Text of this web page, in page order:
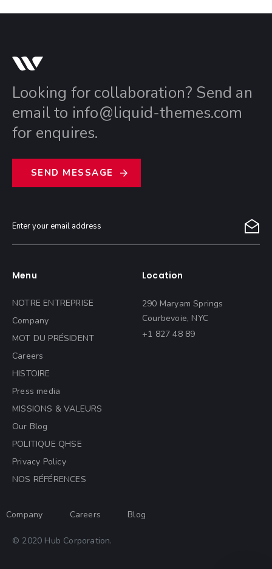
Looking for collaboration? Send an
email to info@liquid-themes.com
for enquires.
SE ND M ESSAGE
Menu
NOTRE ENTREPRISE
Company
MOT DU PRÉSIDENT
Careers
HISTOIRE
Press media
MISSIONS & VALEURS
Our Blog
POLITIQUE QHSE
Privacy Policy
NOS RÉFÉRENCES
Location
290 Maryam Springs
Courbevoie, NYC
+1 827 48 89
Company Careers Blog
© 2020 Hub Corporation.